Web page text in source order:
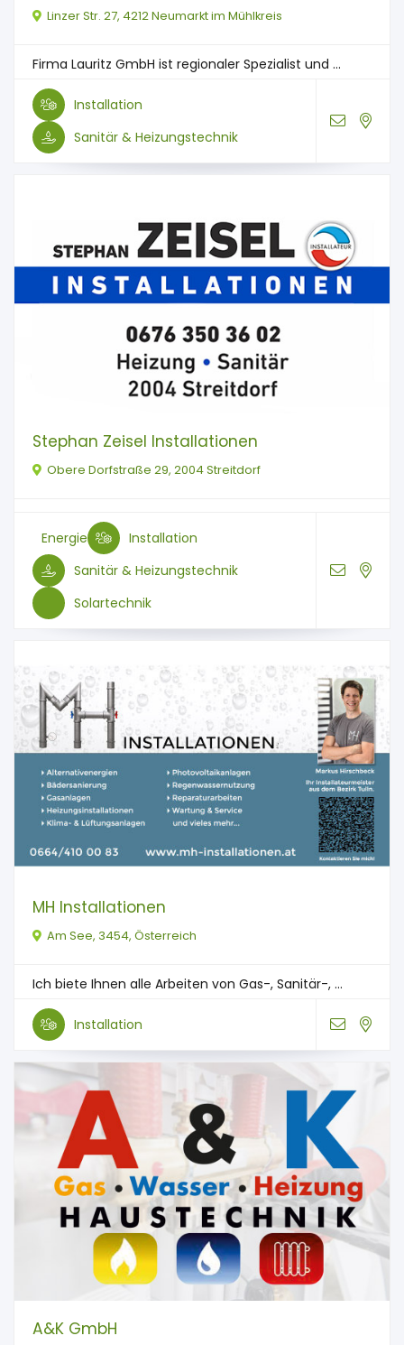
Linzer Str. 27, 4212 Neumarkt im Mühlkreis
Firma Lauritz GmbH ist regionaler Spezialist und ...
Installation
Sanitär & Heizungstechnik
Stephan Zeisel Installationen
Obere Dorfstraße 29, 2004 Streitdorf
Energie
Installation
Sanitär & Heizungstechnik
Solartechnik
MH Installationen
Am See, 3454, Österreich
Ich biete Ihnen alle Arbeiten von Gas-, Sanitär-, ...
Installation
A&K GmbH